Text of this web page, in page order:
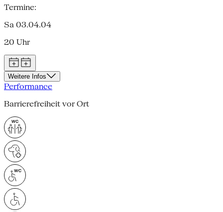
Termine:
Sa 03.04.04
20 Uhr
Weitere Infos
Performance
Barrierefreiheit vor Ort